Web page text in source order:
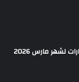
كم سعر الوقود في الإمارات لشهر مارس 2026